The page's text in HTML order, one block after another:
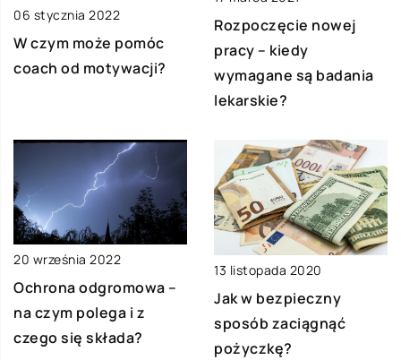
06 stycznia 2022
W czym może pomóc
coach od motywacji?
Rozpoczęcie nowej
pracy – kiedy
wymagane są badania
lekarskie?
20 września 2022
Ochrona odgromowa –
na czym polega i z
czego się składa?
13 listopada 2020
Jak w bezpieczny
sposób zaciągnąć
pożyczkę?